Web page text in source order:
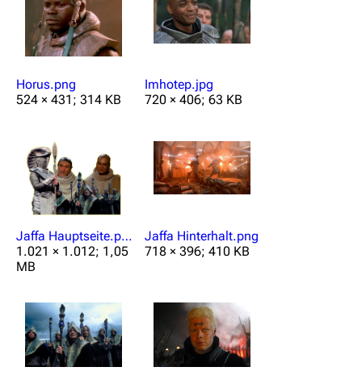
Horus.png
524 × 431; 314 KB
Imhotep.jpg
720 × 406; 63 KB
Jaffa Hauptseite.png
1.021 × 1.012; 1,05
MB
Jaffa Hinterhalt.png
718 × 396; 410 KB